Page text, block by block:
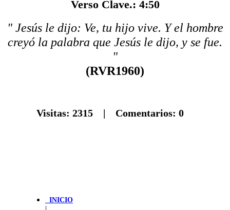
Verso Clave.: 4:50
" Jesús le dijo: Ve, tu hijo vive. Y el hombre
creyó la palabra que Jesús le dijo, y se fue.
"
(RVR1960)
Visitas: 2315 | Comentarios: 0
INICIO